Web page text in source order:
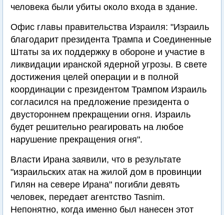
человека были убиты около входа в здание.
Офис главы правительства Израиля: "Израиль
благодарит президента Трампа и Соединенные
Штаты за их поддержку в обороне и участие в
ликвидации иранской ядерной угрозы. В свете
достижения целей операции и в полной
координации с президентом Трампом Израиль
согласился на предложение президента о
двустороннем прекращении огня. Израиль
будет решительно реагировать на любое
нарушение прекращения огня".
Власти Ирана заявили, что в результате
"израильских атак на жилой дом в провинции
Гилян на севере Ирана" погибли девять
человек, передает агентство Tasnim.
Непонятно, когда именно был нанесен этот